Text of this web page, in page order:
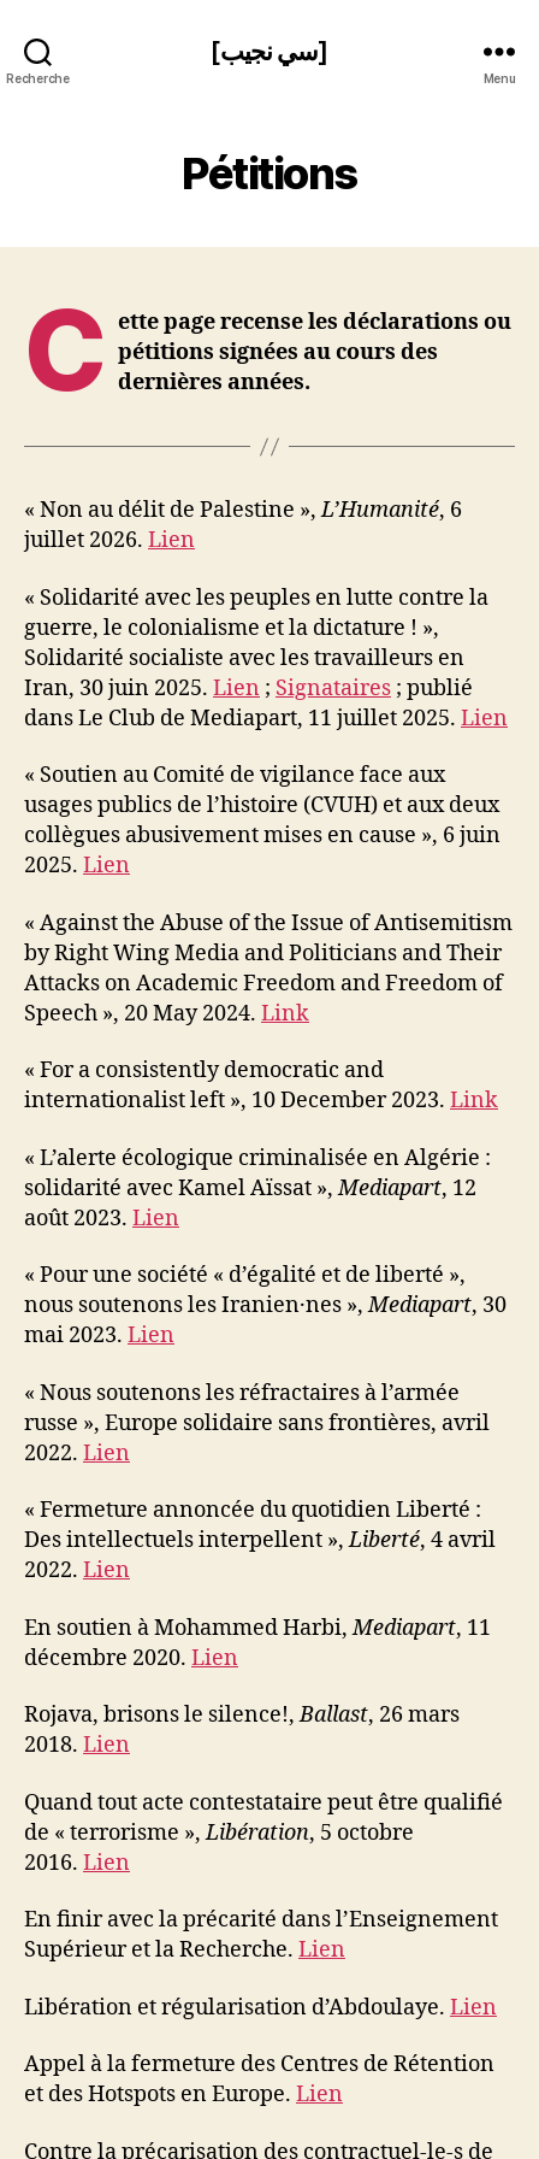
Recherche
[سي نجيب]
Menu
Pétitions
C ette page recense les déclarations ou
pétitions signées au cours des
dernières années.
« Non au délit de Palestine »,L’Humanité, 6
juillet 2026. Lien
« Solidarité avec les peuples en lutte contre la
guerre, le colonialisme et la dictature ! »,
Solidarité socialiste avec les travailleurs en
Iran, 30 juin 2025. Lien ; Signataires ; publié
dans Le Club de Mediapart, 11 juillet 2025. Lien
« Soutien au Comité de vigilance face aux
usages publics de l’histoire (CVUH) et aux deux
collègues abusivement mises en cause », 6 juin
2025. Lien
« Against the Abuse of the Issue of Antisemitism
by Right Wing Media and Politicians and Their
Attacks on Academic Freedom and Freedom of
Speech », 20 May 2024. Link
« For a consistently democratic and
internationalist left », 10 December 2023. Link
« L’alerte écologique criminalisée en Algérie :
solidarité avec Kamel Aïssat »,Mediapart, 12
août 2023. Lien
« Pour une société « d’égalité et de liberté »,
nous soutenons les Iranien·nes »,Mediapart, 30
mai 2023. Lien
« Nous soutenons les réfractaires à l’armée
russe », Europe solidaire sans frontières, avril
2022. Lien
« Fermeture annoncée du quotidien Liberté :
Des intellectuels interpellent »,Liberté, 4 avril
2022. Lien
En soutien à Mohammed Harbi,Mediapart, 11
décembre 2020. Lien
Rojava, brisons le silence!,Ballast, 26 mars
2018. Lien
Quand tout acte contestataire peut être qualifié
de « terrorisme »,Libération, 5 octobre
2016. Lien
En finir avec la précarité dans l’Enseignement
Supérieur et la Recherche. Lien
Libération et régularisation d’Abdoulaye. Lien
Appel à la fermeture des Centres de Rétention
et des Hotspots en Europe. Lien
Contre la précarisation des contractuel-le-s de